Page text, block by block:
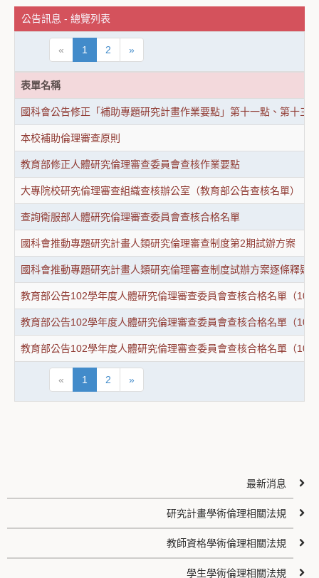
公告訊息 - 總覽列表
« 1 2 »
表單名稱
國科會公告修正「補助專題研究計畫作業要點」第十一點、第十三
本校補助倫理審查原則
教育部修正人體研究倫理審查委員會查核作業要點
大專院校研究倫理審查組織查核辦公室（教育部公告查核名單）
查詢衛服部人體研究倫理審查委員會查核合格名單
國科會推動專題研究計畫人類研究倫理審查制度第2期試辦方案
國科會推動專題研究計畫人類研究倫理審查制度試辦方案逐條釋疑
教育部公告102學年度人體研究倫理審查委員會查核合格名單（
教育部公告102學年度人體研究倫理審查委員會查核合格名單（
教育部公告102學年度人體研究倫理審查委員會查核合格名單（
« 1 2 »
最新消息
研究計畫學術倫理相關法規
教師資格學術倫理相關法規
學生學術倫理相關法規